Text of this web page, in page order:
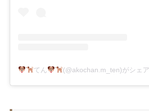
てん (@akochan.m_ten)がシェ